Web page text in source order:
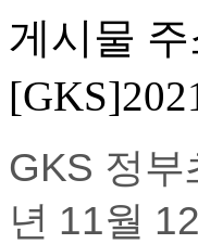
게시물
GKS 정
년 11월